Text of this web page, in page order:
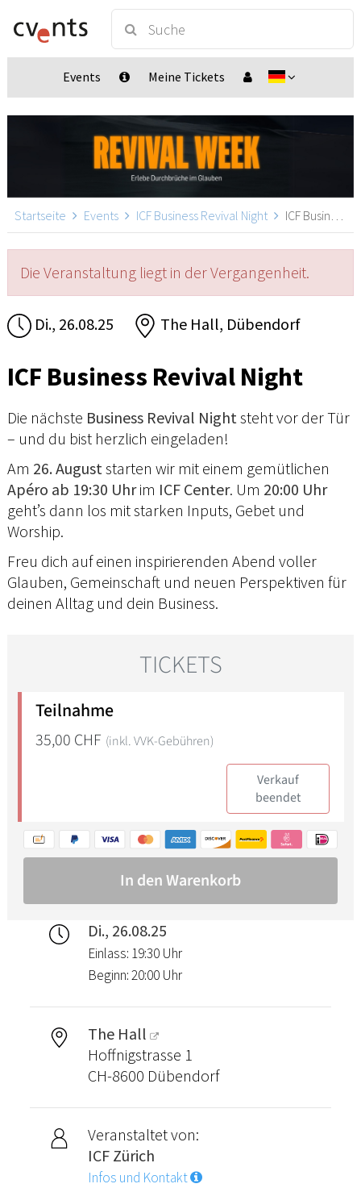
Events Meine Tickets
Startseite Events ICF Business Revival Night ICF Business Revival Night, Dübendorf
Die Veranstaltung liegt in der Vergangenheit.
Di., 26.08.25 The Hall, Dübendorf
ICF Business Revival Night
Die nächste Business Revival Night steht vor der Tür
– und du bist herzlich eingeladen!
Am 26. August starten wir mit einem gemütlichen
Apéro ab 19:30 Uhrim ICF Center. Um 20:00 Uhr
geht’s dann los mit starken Inputs, Gebet und
Worship.
Freu dich auf einen inspirierenden Abend voller
Glauben, Gemeinschaft und neuen Perspektiven für
deinen Alltag und dein Business.
Di., 26.08.25
Einlass: 19:30 Uhr
Beginn: 20:00 Uhr
The Hall
Hoffnigstrasse 1
CH-8600 Dübendorf
Veranstaltet von:
ICF Zürich
Infos und Kontakt